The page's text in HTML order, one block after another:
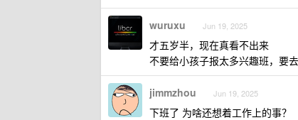
wuruxu Jun 19, 2025
才五岁半，现在真看不出来
不要给小孩子报太多兴趣班，要
jimmzhou Jun 19, 2025
下班了 为啥还想着工作上的事？